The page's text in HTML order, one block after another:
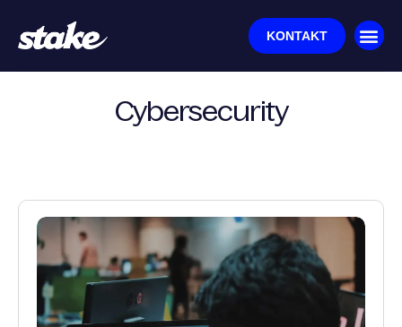
KONTAKT
Cybersecurity